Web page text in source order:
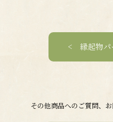
< 縁起物パ
その他商品へのご質問、